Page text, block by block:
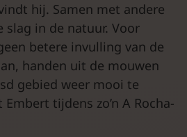
hij. Samen met andere
slag in de natuur. Voor
betere invulling van de
handen uit de mouwen
gebied weer mooi te
tijdens zo’n A Rocha-